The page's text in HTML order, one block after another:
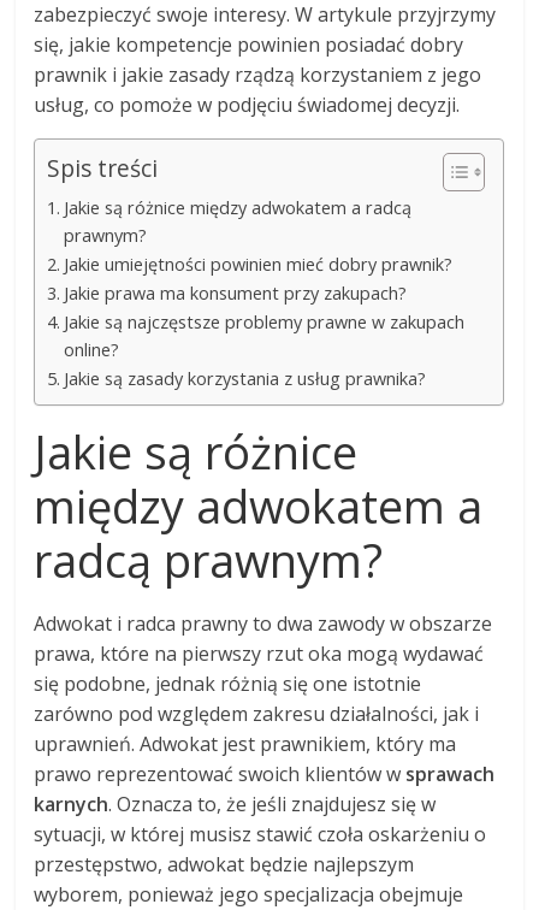
zabezpieczyć swoje interesy. W artykule przyjrzymy
się, jakie kompetencje powinien posiadać dobry
prawnik i jakie zasady rządzą korzystaniem z jego
usług, co pomoże w podjęciu świadomej decyzji.
Spis treści
Jakie są różnice między adwokatem a radcą
prawnym?
Jakie umiejętności powinien mieć dobry prawnik?
Jakie prawa ma konsument przy zakupach?
Jakie są najczęstsze problemy prawne w zakupach
online?
Jakie są zasady korzystania z usług prawnika?
Jakie są różnice
między adwokatem a
radcą prawnym?
Adwokat i radca prawny to dwa zawody w obszarze
prawa, które na pierwszy rzut oka mogą wydawać
się podobne, jednak różnią się one istotnie
zarówno pod względem zakresu działalności, jak i
uprawnień. Adwokat jest prawnikiem, który ma
prawo reprezentować swoich klientów w sprawach
karnych. Oznacza to, że jeśli znajdujesz się w
sytuacji, w której musisz stawić czoła oskarżeniu o
przestępstwo, adwokat będzie najlepszym
wyborem, ponieważ jego specjalizacja obejmuje